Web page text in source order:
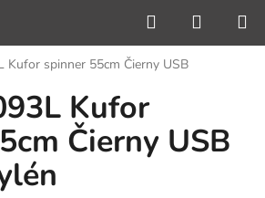
Hľadať
KOŠÍK
Kufor spinner 55cm Čierny USB
Kufor
Čierny USB